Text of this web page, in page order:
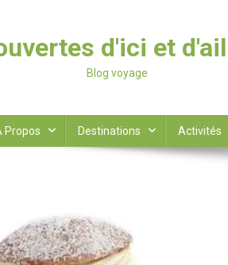
d'ici et
Blog voyage
Propos Destinations Activités